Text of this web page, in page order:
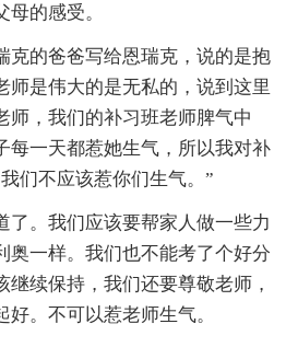
的感受。
克的爸爸写给恩瑞克，说的是抱
师是伟大的是无私的，说到这里
师，我们的补习班老师脾气中
每一天都惹她生气，所以我对补
们不应该惹你们生气。”
了。我们应该要帮家人做一些力
奥一样。我们也不能考了个好分
续保持，我们还要尊敬老师，
。不可以惹老师生气。